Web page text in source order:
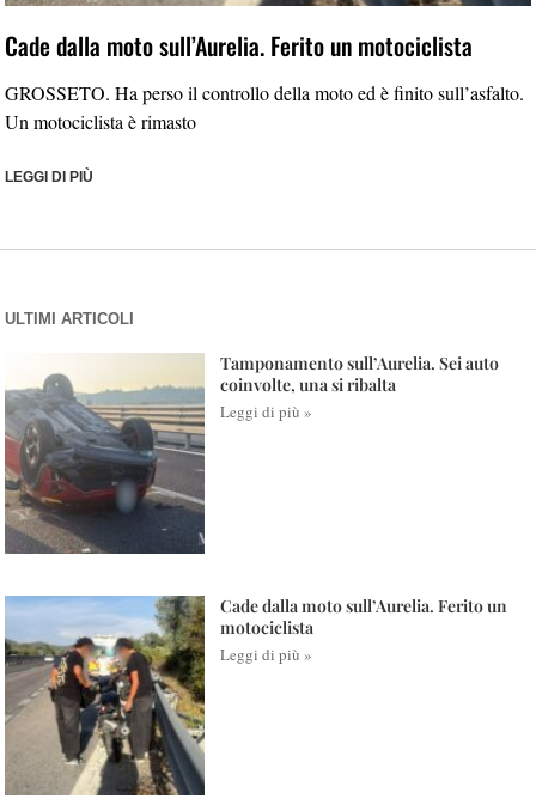
Cade dalla moto sull’Aurelia. Ferito un motociclista
GROSSETO. Ha perso il controllo della moto ed è finito sull’asfalto.
Un motociclista è rimasto
LEGGI DI PIÙ
ULTIMI ARTICOLI
Tamponamento sull’Aurelia. Sei auto
coinvolte, una si ribalta
Leggi di più »
Cade dalla moto sull’Aurelia. Ferito un
motociclista
Leggi di più »